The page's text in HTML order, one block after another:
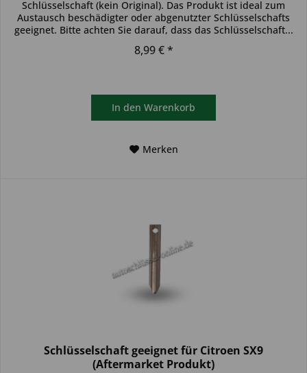
Schlüsselschaft (kein Original). Das Produkt ist ideal zum
Austausch beschädigter oder abgenutzter Schlüsselschafts
geeignet. Bitte achten Sie darauf, dass das Schlüsselschaft...
8,99 € *
In den Warenkorb
Merken
Schlüsselschaft geeignet für Citroen SX9
(Aftermarket Produkt)